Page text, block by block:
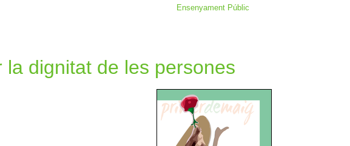
Ensenyament Públic
la dignitat de les persones